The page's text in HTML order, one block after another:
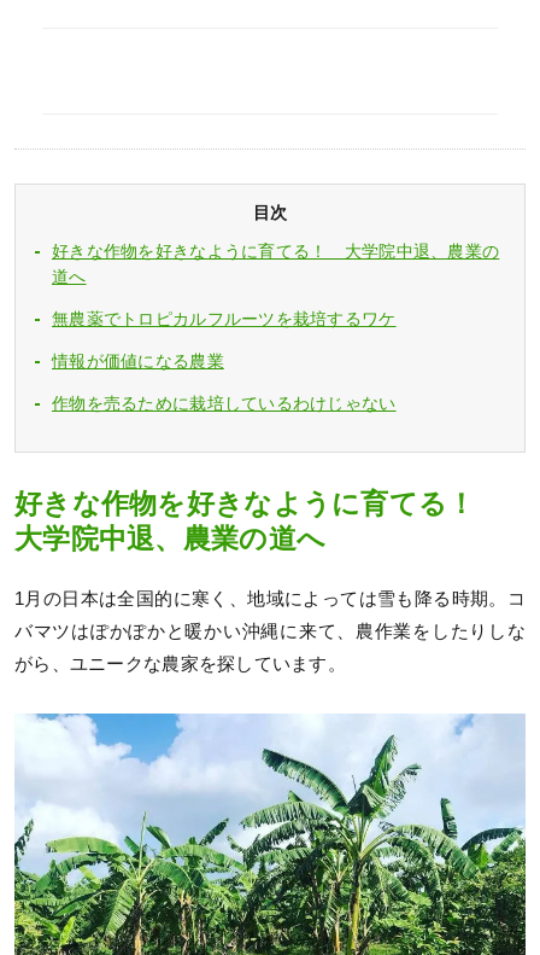
目次
好きな作物を好きなように育てる！ 大学院中退、農業の
道へ
無農薬でトロピカルフルーツを栽培するワケ
情報が価値になる農業
作物を売るために栽培しているわけじゃない
好きな作物を好きなように育てる！
大学院中退、農業の道へ
1月の日本は全国的に寒く、地域によっては雪も降る時期。コ
バマツはぽかぽかと暖かい沖縄に来て、農作業をしたりしな
がら、ユニークな農家を探しています。